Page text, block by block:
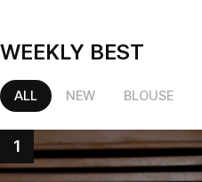
WEEKLY BEST
ALL NEW BLOUSE